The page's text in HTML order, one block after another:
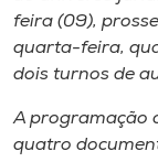
Editora
Rádio
feira (09),
quarta-feira,
dois turnos de
A programação
quatro